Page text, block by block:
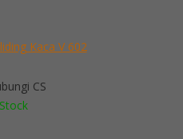
Kaca V 602
CS